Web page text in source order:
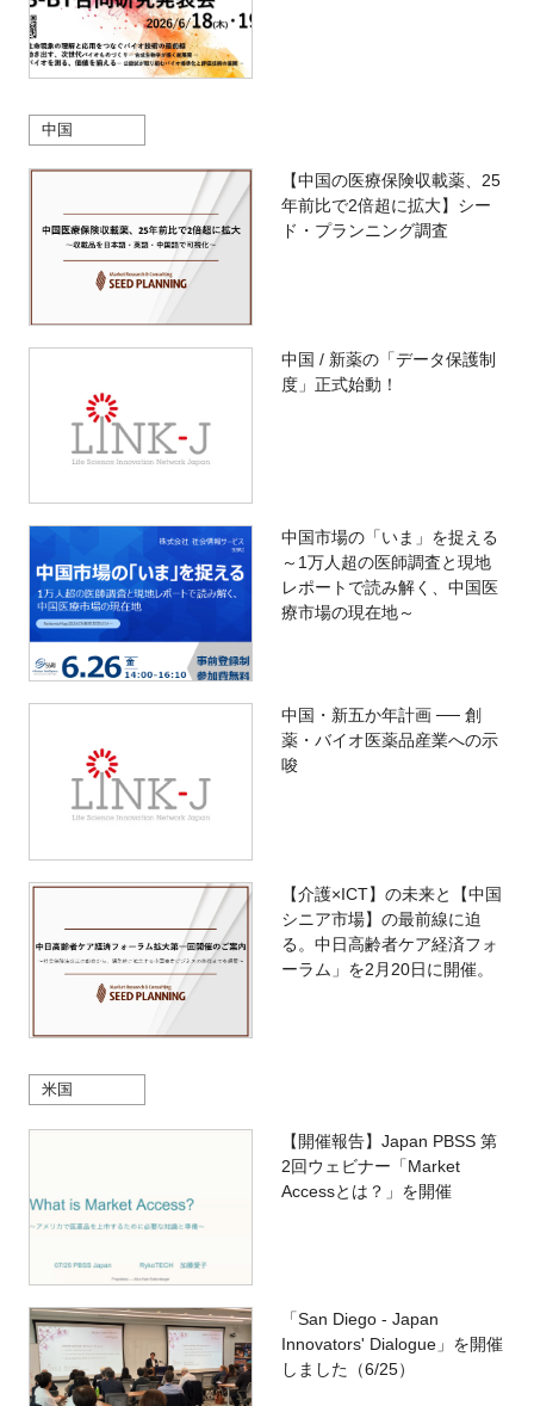
中国
【中国の医療保険収載薬、25
年前比で2倍超に拡大】シー
ド・プランニング調査
中国 / 新薬の「データ保護制
度」正式始動！
中国市場の「いま」を捉える
～1万人超の医師調査と現地
レポートで読み解く、中国医
療市場の現在地～
中国・新五か年計画 ── 創
薬・バイオ医薬品産業への示
唆
【介護×ICT】の未来と【中国
シニア市場】の最前線に迫
る。中日高齢者ケア経済フォ
ーラム」を2月20日に開催。
米国
【開催報告】Japan PBSS 第
2回ウェビナー「Market
Accessとは？」を開催
「San Diego - Japan
Innovators' Dialogue」を開催
しました（6/25）